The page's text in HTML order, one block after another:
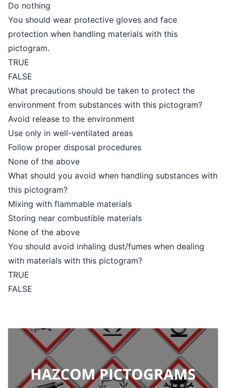
Do nothing
You should wear protective gloves and face
protection when handling materials with this
pictogram.
TRUE
FALSE
What precautions should be taken to protect the
environment from substances with this pictogram?
Avoid release to the environment
Use only in well-ventilated areas
Follow proper disposal procedures
None of the above
What should you avoid when handling substances with
this pictogram?
Mixing with flammable materials
Storing near combustible materials
None of the above
You should avoid inhaling dust/fumes when dealing
with materials with this pictogram?
TRUE
FALSE